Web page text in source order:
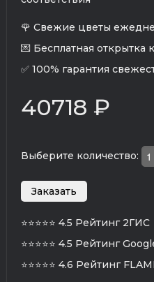
🌹 Свежие цветы
💌 Бесплатная открытка
✅ 100% гарантия
40718 ₽
Выберите количество:
⭐⭐⭐⭐⭐ 4.5 Рейтинг 2ГИС
⭐⭐⭐⭐⭐ 4.5 Рейтинг
⭐⭐⭐⭐⭐ 4.6 Рейтинг